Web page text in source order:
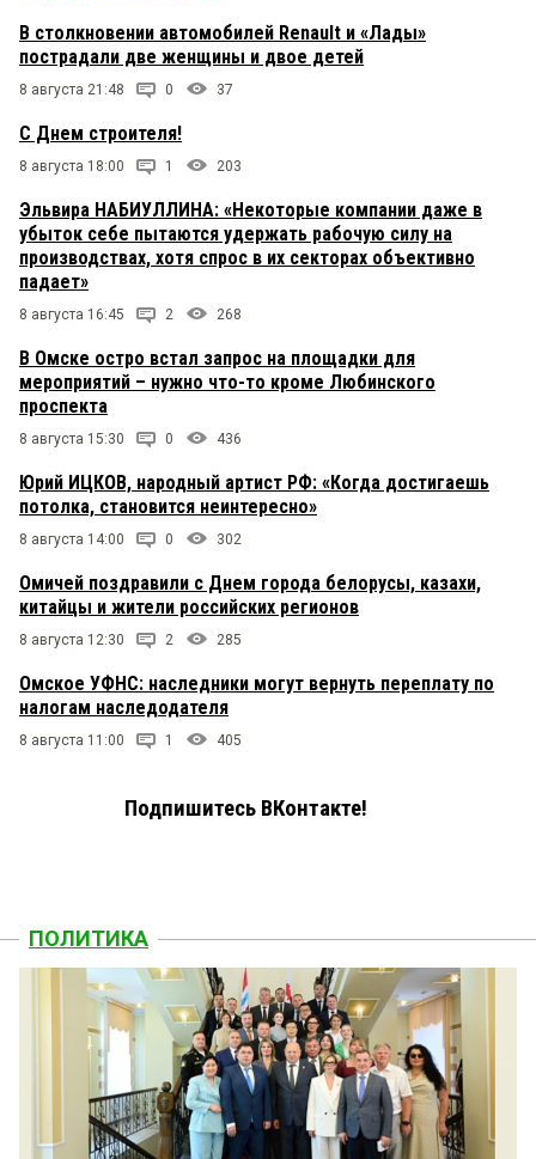
В столкновении автомобилей Renault и «Лады»
пострадали две женщины и двое детей
8 августа 21:48 0 37
С Днем строителя!
8 августа 18:00 1 203
Эльвира НАБИУЛЛИНА: «Некоторые компании даже в
убыток себе пытаются удержать рабочую силу на
производствах, хотя спрос в их секторах объективно
падает»
8 августа 16:45 2 268
В Омске остро встал запрос на площадки для
мероприятий – нужно что-то кроме Любинского
проспекта
8 августа 15:30 0 436
Юрий ИЦКОВ, народный артист РФ: «Когда достигаешь
потолка, становится неинтересно»
8 августа 14:00 0 302
Омичей поздравили с Днем города белорусы, казахи,
китайцы и жители российских регионов
8 августа 12:30 2 285
Омское УФНС: наследники могут вернуть переплату по
налогам наследодателя
8 августа 11:00 1 405
Подпишитесь ВКонтакте!
ПОЛИТИКА